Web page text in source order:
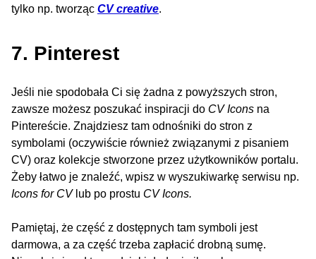
tylko np. tworząc CV creative.
7. Pinterest
Jeśli nie spodobała Ci się żadna z powyższych stron,
zawsze możesz poszukać inspiracji do CV Icons na
Pintereście. Znajdziesz tam odnośniki do stron z
symbolami (oczywiście również związanymi z pisaniem
CV) oraz kolekcje stworzone przez użytkowników portalu.
Żeby łatwo je znaleźć, wpisz w wyszukiwarkę serwisu np.
Icons for CV lub po prostu CV Icons.
Pamiętaj, że część z dostępnych tam symboli jest
darmowa, a za część trzeba zapłacić drobną sumę.